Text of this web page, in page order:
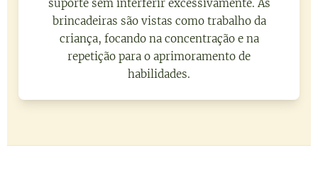
suporte sem interferir excessivamente. As
brincadeiras são vistas como trabalho da
criança, focando na concentração e na
repetição para o aprimoramento de
habilidades.